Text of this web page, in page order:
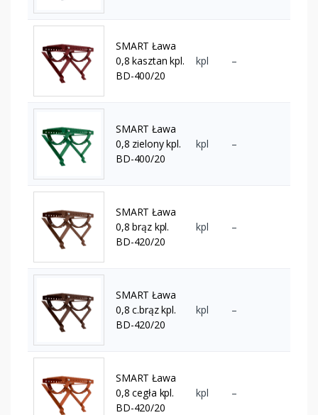
SMART Ława
0,8 kasztan kpl.
BD-400/20
kpl –
SMART Ława
0,8 zielony kpl.
BD-400/20
kpl –
SMART Ława
0,8 brąz kpl.
BD-420/20
kpl –
SMART Ława
0,8 c.brąz kpl.
BD-420/20
kpl –
SMART Ława
0,8 cegła kpl.
BD-420/20
kpl –